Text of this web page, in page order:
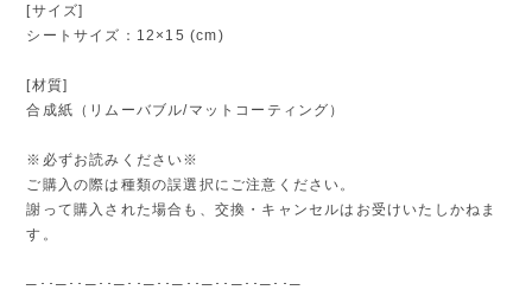
[サイズ]
シートサイズ：12×15 (cm)
[材質]
合成紙（リムーバブル/マットコーティング）
※必ずお読みください※
ご購入の際は種類の誤選択にご注意ください。
謝って購入された場合も、交換・キャンセルはお受けいたしかねま
す。
─･･─･･─･･─･･─･･─･･─･･─･･─･･─